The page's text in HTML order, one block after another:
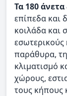
Τα 180
επίπεδα και
κοιλάδα και
παράθυρα,
κλιματισμό
χώρους,
τους κήπους